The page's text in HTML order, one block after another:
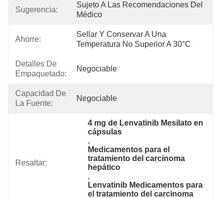
Sugerencia:
Sujeto A Las Recomendaciones Del
Médico
Ahorre:
Sellar Y Conservar A Una
Temperatura No Superior A 30°C
Detalles De
Empaquetado:
Negociable
Capacidad De
La Fuente:
Negociable
Resaltar:
4 mg de Lenvatinib Mesilato en
cápsulas
,
Medicamentos para el
tratamiento del carcinoma
hepático
,
Lenvatinib Medicamentos para
el tratamiento del carcinoma